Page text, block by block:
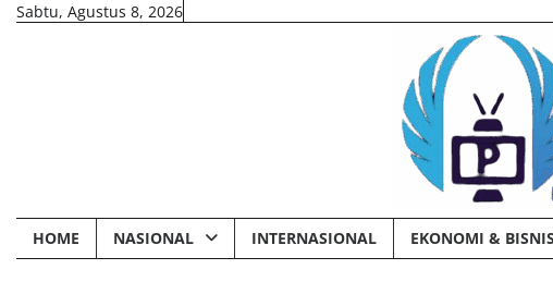
SkipSabtu, Agustus 8, 2026
HOME NASIONAL INTERNASIONAL EKONOMI & BISNIS